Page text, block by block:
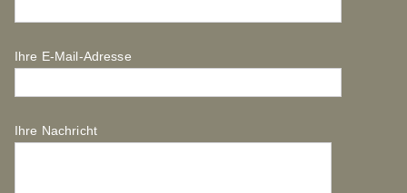
Ihre E-Mail-Adresse
Ihre Nachricht